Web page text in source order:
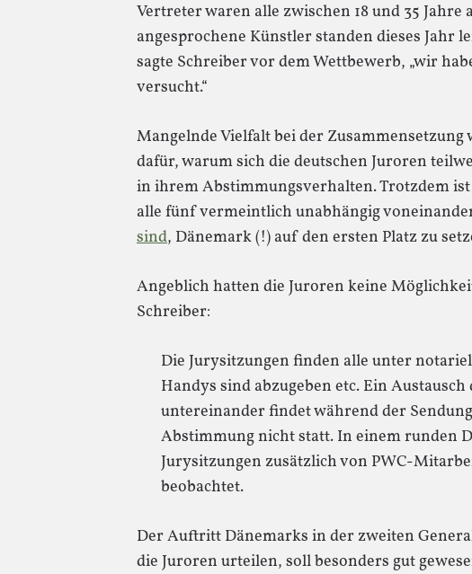
Vertreter waren alle zwischen 18 und 35 Jahre
angesprochene Künstler standen dieses Jahr
sagte Schreiber vor dem Wettbewerb, „wir
versucht.“
Mangelnde Vielfalt bei der
dafür, warum sich die deutschen Juroren
in ihrem Abstimmungsverhalten. Trotzdem
alle fünf vermeintlich unabhängig
sind, Dänemark (!) auf den ersten Platz zu
Angeblich hatten die Juroren keine
Schreiber:
Die Jurysitzungen finden alle unter
Handys sind abzugeben etc. Ein
untereinander findet während der
Abstimmung nicht statt. In einem runden
Jurysitzungen zusätzlich von PWC-
beobachtet.
Der Auftritt Dänemarks in der zweiten
die Juroren urteilen, soll besonders gut